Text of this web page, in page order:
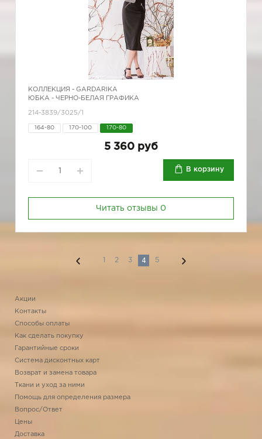
КОЛЛЕКЦИЯ - GARDARIKA
ЮБКА - ЧЕРНО-БЕЛАЯ ГРАФИКА
214-3839/3025/1
164-80 170-100 170-80
5 360 руб
В корзину
Читать отзывы 0
1 2 3 4 5
Акции
Контакты
Способы оплаты
Как сделать покупку
Гарантийные сроки
Система дисконтных карт
Возврат и замена товара
Ткани и уход за ними
Помощь для определения размера
Вопрос/Ответ
Цены
Доставка